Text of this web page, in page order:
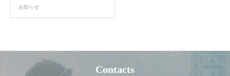
お知らせ
Contacts